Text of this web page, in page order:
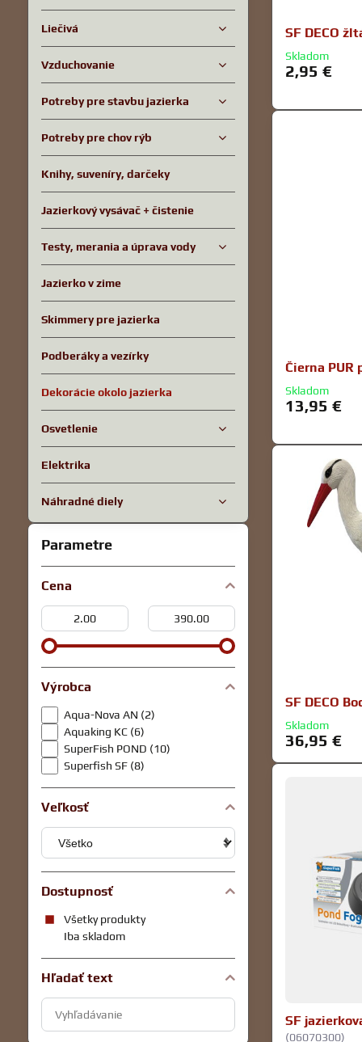
SF DECO
Skladom
2,95 €
Čierna PUR
Skladom
13,95 €
SF DECO
Skladom
36,95 €
SF
(06070300)
Parametre
Cena
Od:
Do:
Výrobca
Aqua-Nova AN (2)
Aquaking KC (6)
SuperFish POND (10)
Superfish SF (8)
Veľkosť
Dostupnosť
Všetky produkty
Iba skladom
Hľadať text
Prehľadať
výsledky
Liečivá
Vzduchovanie
Potreby pre stavbu jazierka
Potreby pre chov rýb
Knihy, suveníry, darčeky
Jazierkový vysávač + čistenie
Testy, merania a úprava vody
Jazierko v zime
Skimmery pre jazierka
Podberáky a vezírky
Dekorácie okolo jazierka
Osvetlenie
Elektrika
Náhradné diely